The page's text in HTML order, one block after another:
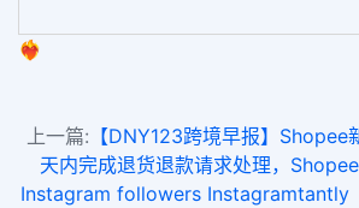
❤️‍🔥
上一篇: 【DNY123跨境早报】Shopee
天内完成退货退款请求处理，
Instagram followers Instagramtantly